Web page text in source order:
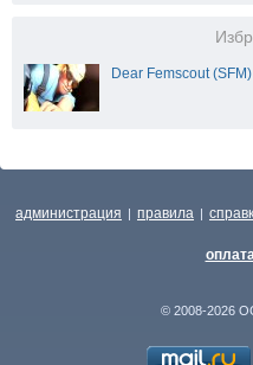
Dear Femscout (SFM)
администрация | правила |
© 2008-2026